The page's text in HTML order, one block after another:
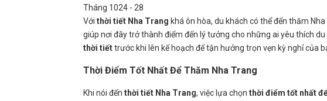
Tháng 1024 - 28
Với thời tiết Nha Trang khá ôn hòa, du khách có thể đến thăm
giúp nơi đây trở thành điểm đến lý tưởng cho những ai yêu thích
thời tiếttrước khi lên kế hoạch để tận hưởng trọn vẹn kỳ nghỉ của
Thời Điểm Tốt Nhất Để Thăm Nha Trang
Khi nói đến thời tiết Nha Trang, việc lựa chọn thời điểm tốt nhất